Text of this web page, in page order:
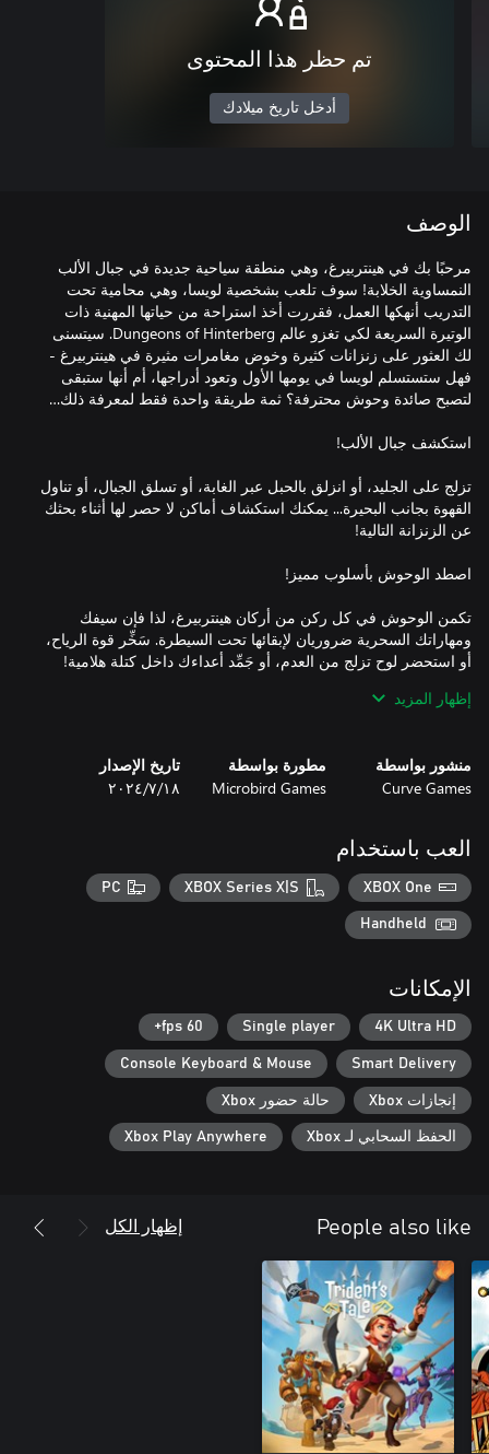
تم حظر هذا المحتوى
أدخل تاريخ ميلادك
الوصف
مرحبًا بك في هينتربيرغ، وهي منطقة سياحية جديدة في جبال الألب
النمساوية الخلابة! سوف تلعب بشخصية لويسا، وهي محامية تحت
التدريب أنهكها العمل، فقررت أخذ استراحة من حياتها المهنية ذات
الوتيرة السريعة لكي تغزو عالم Dungeons of Hinterberg. سيتسنى
لك العثور على زنزانات كثيرة وخوض مغامرات مثيرة في هينتربيرغ -
فهل ستستسلم لويسا في يومها الأول وتعود أدراجها، أم أنها ستبقى
تزلج على الجليد، أو انزلق بالحبل عبر الغابة، أو تسلق الجبال، أو تناول
القهوة بجانب البحيرة... يمكنك استكشاف أماكن لا حصر لها أثناء بحثك
تكمن الوحوش في كل ركن من أركان هينتربيرغ، لذا فإن سيفك
ومهاراتك السحرية ضروريان لإبقائها تحت السيطرة. سَخِّر قوة الرياح،
رياضية متطورة وسيف قوي: تزخر زنزانات هينتربيرغ بالألغاز التي
ستفاجئك وتتحداك. استخدم عقلك ومهاراتك السحرية وكل الحيل
اقضِ لياليك في تكوين صداقات مع السكان المحليين والمغامرين
الآخرين! سيساعدك بعضهم على أن تصبح أقوى أو يعلمونك حيلًا جديدة،
والبعض الآخر موجود هنا فقط من أجل الإثارة والتقاط الصور… لكن
صائد وحوش أفضل!
إظهار المزيد
منشور بواسطة
Curve Games
مطورة بواسطة
Microbird Games
تاريخ الإصدار
١٨‏/٧‏/٢٠٢٤
العب باستخدام
XBOX One
XBOX Series X|S
PC
Handheld
الإمكانات
4K Ultra HD
Single player
60 fps+
Smart Delivery
Console Keyboard & Mouse
إنجازات Xbox حالة حضور Xbox
الحفظ السحابي لـ Xbox Xbox Play Anywhere
People also like إظهار الكل